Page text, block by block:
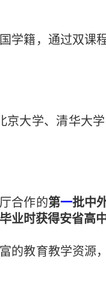
学籍，通过双课
大学、清华大学
合作的第一批中
业时获得安省高
的教育教学资源